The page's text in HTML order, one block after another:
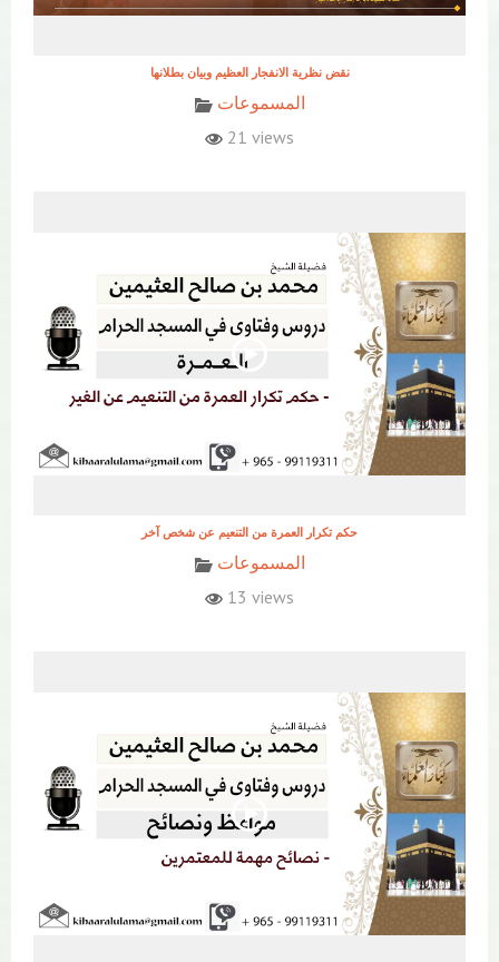
نقض نظرية الانفجار العظيم وبيان بطلانها
المسموعات
21 views
حكم تكرار العمرة من التنعيم عن شخص آخر
المسموعات
13 views